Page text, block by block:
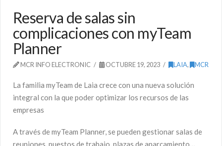
Reserva de salas sin
complicaciones con myTeam
Planner
MCR INFO ELECTRONIC OCTUBRE 19, 2023 LAIA, MCR
La familia myTeam de Laia crece con una nueva solución
integral con la que poder optimizar los recursos de las
empresas
A través de myTeam Planner, se pueden gestionar salas de